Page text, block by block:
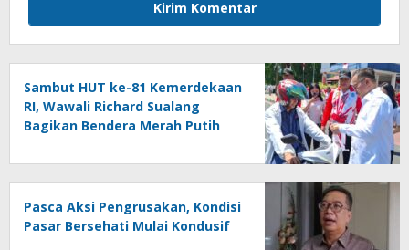
Sambut HUT ke-81 Kemerdekaan
RI, Wawali Richard Sualang
Bagikan Bendera Merah Putih
Pasca Aksi Pengrusakan, Kondisi
Pasar Bersehati Mulai Kondusif